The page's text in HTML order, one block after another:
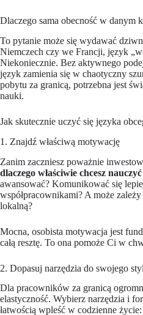
Dlaczego sama obecność w danym
To pytanie może się wydawać
Niemczech czy we Francji, język
Niekoniecznie. Bez aktywnego
język zamienia się w chaotyczny
pobytu za granicą, potrzebna jest
nauki.
Jak skutecznie uczyć się języka
1. Znajdź właściwą motywację
Zanim zaczniesz poważnie
dlaczego właściwie chcesz
awansować? Komunikować się
współpracownikami? A może
lokalną?
Mocna, osobista motywacja jest
całą resztę. To ona pomoże Ci w
2. Dopasuj narzędzia do swojego
Dla pracowników za granicą
elastyczność. Wybierz narzędzia i
łatwością wpleść w codzienne życie: